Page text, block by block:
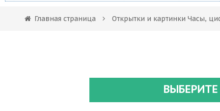
Главная страница Открытки и картинки Часы,